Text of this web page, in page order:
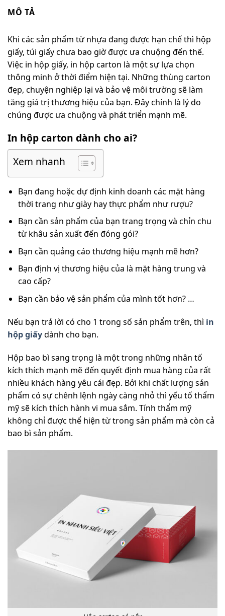
MÔ TẢ
Khi các sản phẩm từ nhựa đang được hạn chế thì hộp
giấy, túi giấy chưa bao giờ được ưa chuộng đến thế.
Việc in hộp giấy, in hộp carton là một sự lựa chọn
thông minh ở thời điểm hiện tại. Những thùng carton
đẹp, chuyện nghiệp lại và bảo vệ môi trường sẽ làm
tăng giá trị thương hiệu của bạn. Đây chính là lý do
chúng được ưa chuộng và phát triển mạnh mẽ.
In hộp carton dành cho ai?
Xem nhanh
Bạn đang hoặc dự định kinh doanh các mặt hàng
thời trang như giày hay thực phẩm như rượu?
Bạn cần sản phẩm của bạn trang trọng và chỉn chu
từ khâu sản xuất đến đóng gói?
Bạn cần quảng cáo thương hiệu mạnh mẽ hơn?
Bạn định vị thương hiệu của là mặt hàng trung và
cao cấp?
Bạn cần bảo vệ sản phẩm của mình tốt hơn? …
Nếu bạn trả lời có cho 1 trong số sản phẩm trên, thì in
hộp giấydành cho bạn.
Hộp bao bì sang trọng là một trong những nhân tố
kích thích mạnh mẽ đến quyết định mua hàng của rất
nhiều khách hàng yêu cái đẹp. Bởi khi chất lượng sản
phẩm có sự chênh lệnh ngày càng nhỏ thì yếu tố thẩm
mỹ sẽ kích thích hành vi mua sắm. Tính thẩm mỹ
không chỉ được thể hiện từ trong sản phẩm mà còn cả
bao bì sản phẩm.